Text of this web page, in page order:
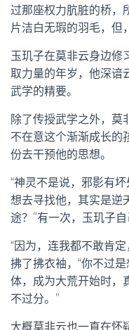
过那座权力肮脏的桥，
片洁白无瑕的羽毛，但
玉玑子在莫非云身边修
取力量的年岁，他深谙
武学的精要。
除了传授武学之外，莫
不在意这个渐渐成长的
份去干预他的思想。
“神灵不是说，邪影有
想去寻找他，其实是逆
途？”有一次，玉玑子
“因为，连我都不敢肯
拂了拂衣袖，“你不过
体，成为大荒开始时，
不过分。”
大概莫非云也一直在怀